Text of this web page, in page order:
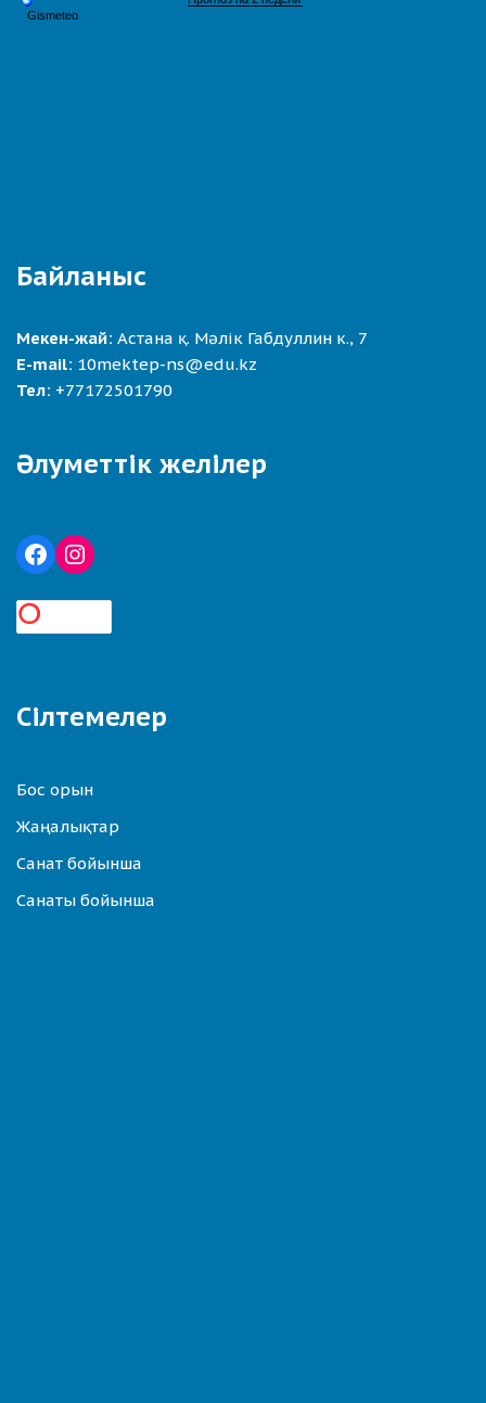
Байланыс
Мекен-жай: Астана қ. Мәлік Габдуллин к., 7
E-mail: 10mektep-ns@edu.kz
Тел: +77172501790
Әлуметтік желілер
Сілтемелер
Бос орын
Жаңалықтар
Санат бойынша
Санаты бойынша